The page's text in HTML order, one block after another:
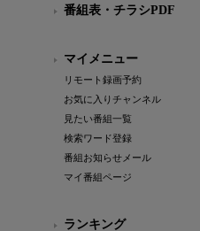
番組表・チラシPDF
マイメニュー
リモート録画予約
お気に入りチャンネル
見たい番組一覧
検索ワード登録
番組お知らせメール
マイ番組ページ
ランキング